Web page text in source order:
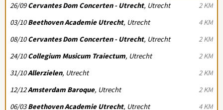
2 KM
26/09Cervantes Dom Concerten - Utrecht, Utrecht
4 KM
03/10Beethoven Academie Utrecht, Utrecht
2 KM
08/10Cervantes Dom Concerten - Utrecht, Utrecht
2 KM
24/10Collegium Musicum Traiectum, Utrecht
2 KM
31/10Allerzielen, Utrecht
2 KM
12/12Amsterdam Baroque, Utrecht
4 KM
06/03Beethoven Academie Utrecht, Utrecht